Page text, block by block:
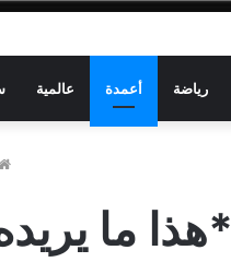
رياضة أعمدة عالمية
*هذا ما